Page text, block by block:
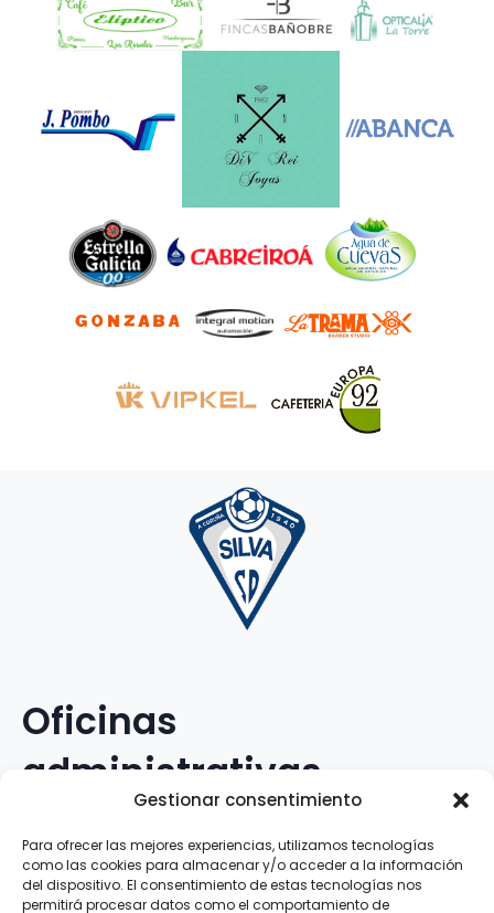
Gestionar consentimiento
Para ofrecer las mejores experiencias, utilizamos tecnologías
como las cookies para almacenar y/o acceder a la información
del dispositivo. El consentimiento de estas tecnologías nos
permitirá procesar datos como el comportamiento de
Oficinas
administrativas
Avenida Galileo Galilei, 12
15.008 · A Coruña · España